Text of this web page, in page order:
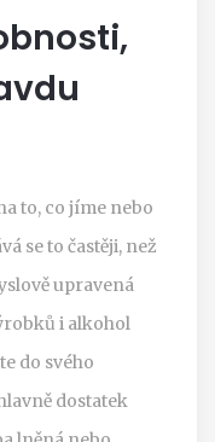
to, co jíme nebo
se to častěji, než
upravená
i alkohol
do svého
dostatek